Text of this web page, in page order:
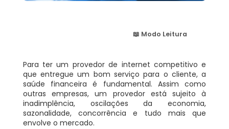
📖 Modo Leitura
Para ter um provedor de internet competitivo e
que entregue um bom serviço para o cliente, a
saúde financeira é fundamental. Assim como
outras empresas, um provedor está sujeito à
inadimplência, oscilações da economia,
sazonalidade, concorrência e tudo mais que
envolve o mercado.